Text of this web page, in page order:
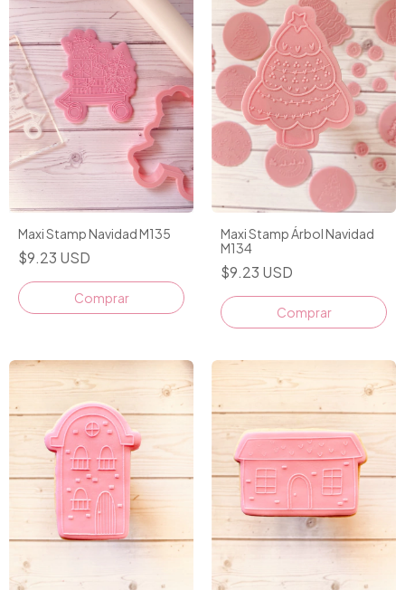
Maxi Stamp Navidad M135
$9.23 USD
Comprar
Maxi Stamp Árbol Navidad
M134
$9.23 USD
Comprar